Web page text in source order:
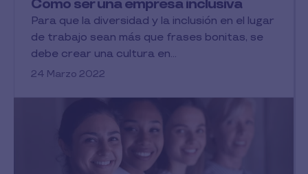
Cómo ser una empresa inclusiva
Para que la diversidad y la inclusión en el lugar
de trabajo sean más que frases bonitas, se
debe crear una cultura en...
24 Marzo 2022